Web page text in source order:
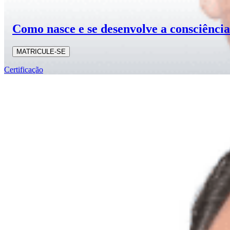
Como nasce e se desenvolve a
MATRICULE-SE
Certificação